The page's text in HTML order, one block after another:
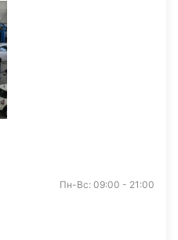
Пн-Вс: 09:00 - 21:00